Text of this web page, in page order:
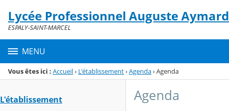
Menu de la rubrique
Contenu
Lycée Professionnel Auguste Aymard
ESPALY-SAINT-MARCEL
MENU
Vous êtes ici : Accueil› L'établissement›Agenda›Agenda
L'établissement Agenda